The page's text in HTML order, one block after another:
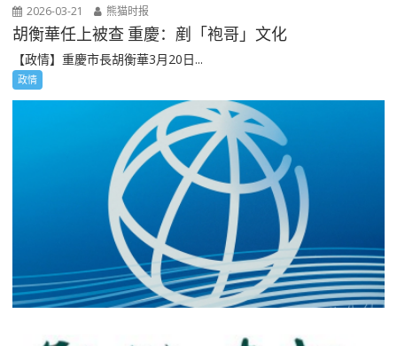
2026-03-21 熊猫时报
胡衡華任上被查 重慶：剷「袍哥」文化
【政情】重慶市長胡衡華3月20日...
政情